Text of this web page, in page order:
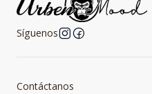
Síguenos
Contáctanos